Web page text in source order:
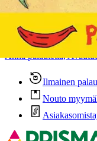
Ovatko tuotetiedot
voisi muuten parantaa,
Anna palautetta,
Ilmainen
Nouto